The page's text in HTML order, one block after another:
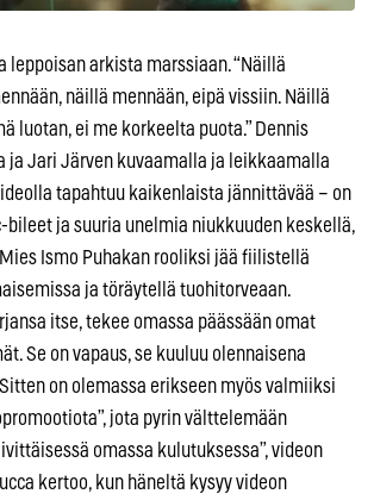
leppoisan arkista marssiaan. “Näillä
näillä mennään, eipä vissiin. Näillä
luotan, ei me korkeelta puota.” Dennis
ja Jari Järven kuvaamalla ja leikkaamalla
tapahtuu kaikenlaista jännittävää – on
bileet ja suuria unelmia niukkuuden keskellä,
Ismo Puhakan rooliksi jää fiilistellä
ja töräytellä tuohitorveaan.
itse, tekee omassa päässään omat
Se on vapaus, se kuuluu olennaisena
on olemassa erikseen myös valmiiksi
jota pyrin välttelemään
omassa kulutuksessa”, videon
kertoo, kun häneltä kysyy videon